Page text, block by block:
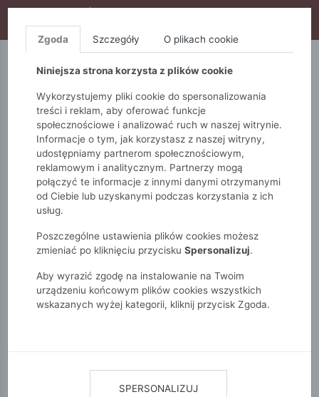
S10), DODATKOWE 15% ZA 3SZT (KOD: S15)
5.10.15. QUIOSQUE
Monnari Zobacz wszystko
Bluzki i t-shirty
Koszule
Zgoda Szczegóły O plikach cookie
Niniejsza strona korzysta z plików cookie
Wykorzystujemy pliki cookie do spersonalizowania
treści i reklam, aby oferować funkcje
społecznościowe i analizować ruch w naszej witrynie.
Informacje o tym, jak korzystasz z naszej witryny,
udostępniamy partnerom społecznościowym,
reklamowym i analitycznym. Partnerzy mogą
połączyć te informacje z innymi danymi otrzymanymi
od Ciebie lub uzyskanymi podczas korzystania z ich
usług.
Poszczególne ustawienia plików cookies możesz
zmieniać po kliknięciu przycisku Spersonalizuj.
Aby wyrazić zgodę na instalowanie na Twoim
urządzeniu końcowym plików cookies wszystkich
wskazanych wyżej kategorii, kliknij przycisk Zgoda.
SPERSONALIZUJ